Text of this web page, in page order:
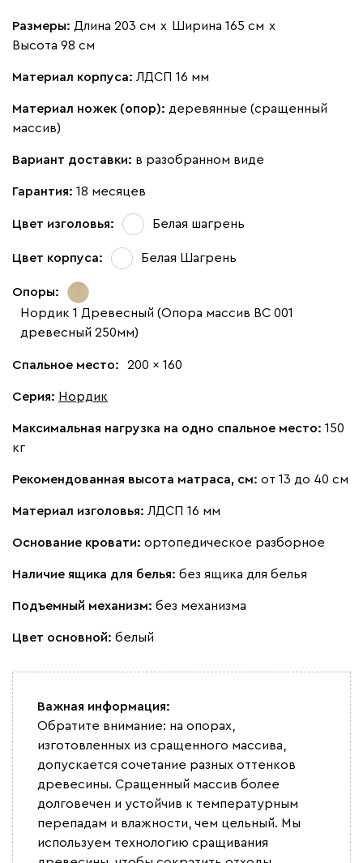
Размеры: Длина 203 см х Ширина 165 см х
Высота 98 см
Материал корпуса: ЛДСП 16 мм
Материал ножек (опор): деревянные (сращенный
массив)
Вариант доставки: в разобранном виде
Гарантия: 18 месяцев
Цвет изголовья: Белая шагрень
Цвет корпуса: Белая Шагрень
Опоры:
Нордик 1 Древесный (Опора массив ВС 001
древесный 250мм)
Спальное место: 200 x 160
Серия: Нордик
Максимальная нагрузка на одно спальное место: 150
кг
Рекомендованная высота матраса, см: от 13 до 40 см
Материал изголовья: ЛДСП 16 мм
Основание кровати: ортопедическое разборное
Наличие ящика для белья: без ящика для белья
Подъемный механизм: без механизма
Цвет основной: белый
Важная информация:
Обратите внимание: на опорах,
изготовленных из сращенного массива,
допускается сочетание разных оттенков
древесины. Сращенный массив более
долговечен и устойчив к температурным
перепадам и влажности, чем цельный. Мы
используем технологию сращивания